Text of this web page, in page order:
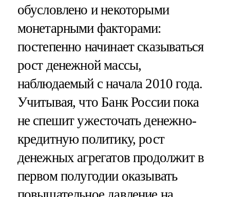
обусловлено и некоторыми
монетарными факторами:
постепенно начинает сказываться
рост денежной массы,
наблюдаемый с начала 2010 года.
Учитывая, что Банк России пока
не спешит ужесточать денежно-
кредитную политику, рост
денежных агрегатов продолжит в
первом полугодии оказывать